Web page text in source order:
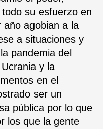
su esfuerzo en
año agobian a la
a situaciones y
pandemia del
y la
en el
ser un
pública por lo que
los que la gente